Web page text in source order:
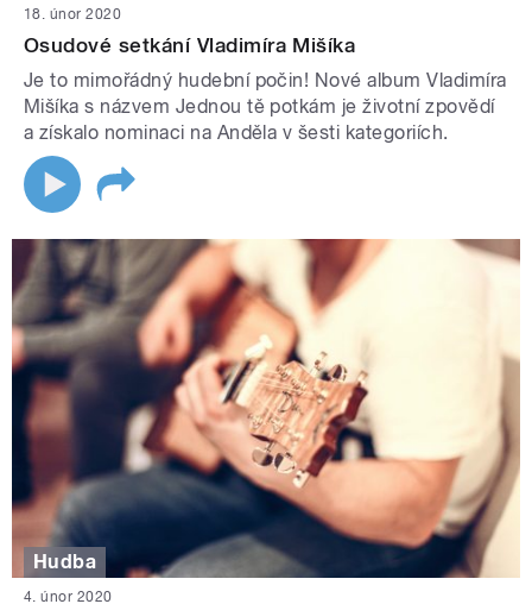
18. únor 2020
Osudové setkání Vladimíra Mišíka
Je to mimořádný hudební počin! Nové album Vladimíra
Mišíka s názvem Jednou tě potkám je životní zpovědí
a získalo nominaci na Anděla v šesti kategoriích.
Hudba
4. únor 2020